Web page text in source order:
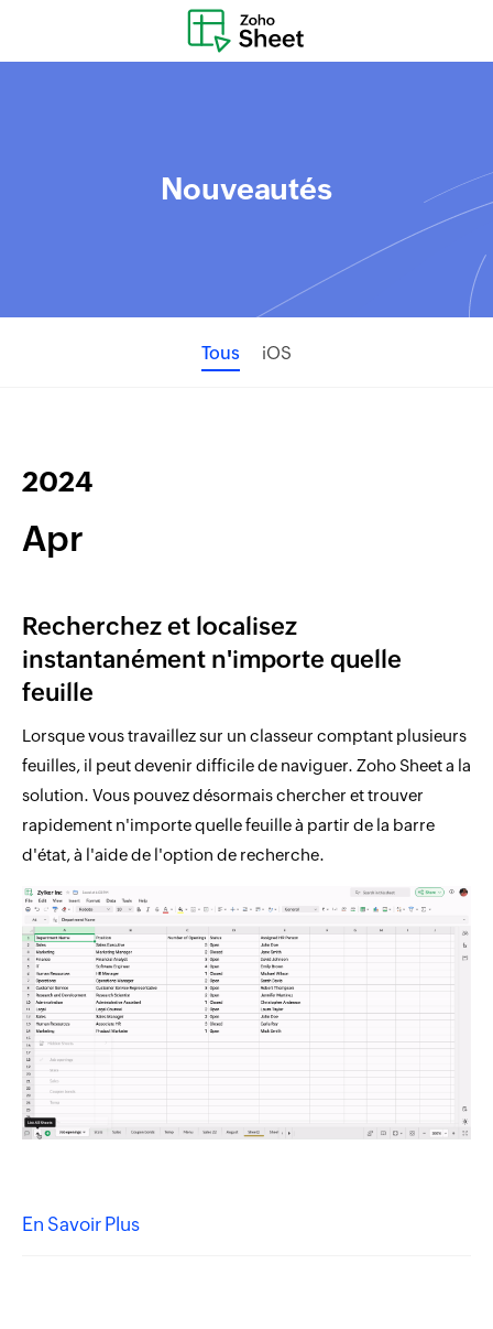
Nouveautés
Tous iOS
2024
Apr
Recherchez et localisez
instantanément n'importe quelle
feuille
Lorsque vous travaillez sur un classeur comptant plusieurs
feuilles, il peut devenir difficile de naviguer. Zoho Sheet a la
solution. Vous pouvez désormais chercher et trouver
rapidement n'importe quelle feuille à partir de la barre
d'état, à l'aide de l'option de recherche.
En Savoir Plus